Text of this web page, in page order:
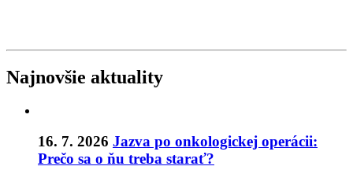
Najnovšie aktuality
16. 7. 2026 Jazva po onkologickej operácii:
Prečo sa o ňu treba starať?